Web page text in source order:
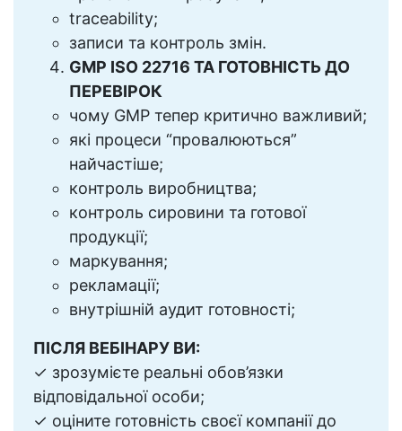
traceability;
записи та контроль змін.
GMP ISO 22716 ТА ГОТОВНІСТЬ ДО
ПЕРЕВІРОК
чому GMP тепер критично важливий;
які процеси “провалюються”
найчастіше;
контроль виробництва;
контроль сировини та готової
продукції;
маркування;
рекламації;
внутрішній аудит готовності;
ПІСЛЯ ВЕБІНАРУ ВИ:
✓ зрозумієте реальні обов’язки
відповідальної особи;
✓ оціните готовність своєї компанії до